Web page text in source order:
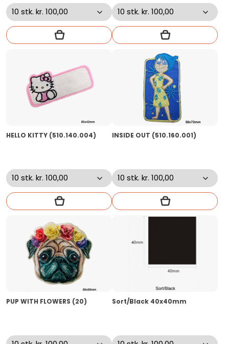
HELLO KITTY (510.140.004) INSIDE OUT (510.160.001)
PUP WITH FLOWERS (20) Sort/Black 40x40mm